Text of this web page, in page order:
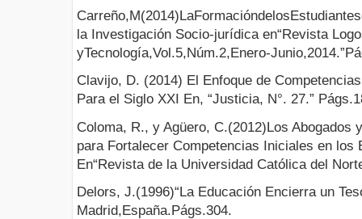
la Investigación Socio-jurídica en“Revista
yTecnología,Vol.5,Núm.2,Enero-
Clavijo, D. (2014) El Enfoque de
Para el Siglo XXI En, “Justicia, N°. 27.”
Coloma, R., y Agüero, C.(2012)Los Abogados
para Fortalecer Competencias Iniciales en los
En“Revista de la Universidad Católica del
Delors, J.(1996)“La Educación Encierra un
Madrid,España.Págs.304.